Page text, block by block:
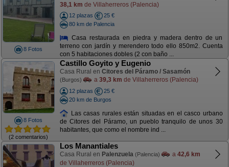
8 Fotos
38,1 km de Villaherreros (Palencia)
12 plazas
25 €
80 km de Palencia
Casa restaurada en piedra y madera dentro de un
terreno con jardín y merendero todo ello 850m2. Cuenta
con 5 habitaciones dobles (2 con baño ...
8 Fotos
(2 comentarios)
Castillo Goyito y Eugenio
Casa Rural en Citores del Páramo / Sasamón
(Burgos) a 39,3 km de Villaherreros (Palencia)
12 plazas
25 €
20 km de Burgos
Las casas rurales están situadas en el casco urbano
de Citores del Páramo, un pueblo tranquilo de unos 30
habitantes, que como el nombre ind ...
Los Manantiales
Casa Rural en Palenzuela (Palencia) a 42,6 km
de Villaherreros (Palencia)